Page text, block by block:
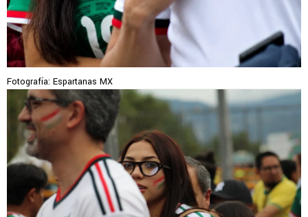
Fotografía: Espartanas MX